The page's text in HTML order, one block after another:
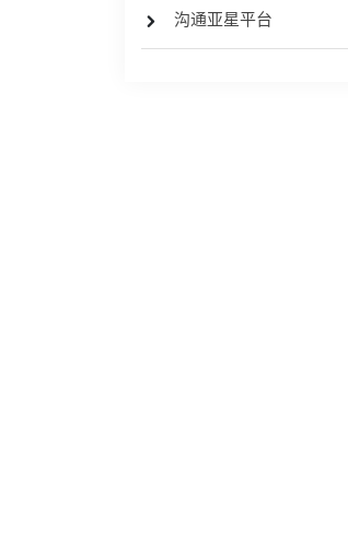
沟通亚星平台